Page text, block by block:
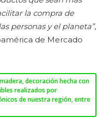
la compra de
personas y el planeta”,
de Mercado
decoración hecha con
realizados por
de nuestra región, entre